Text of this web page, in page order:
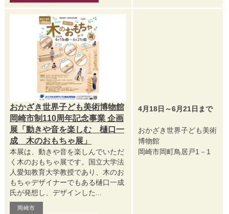
おかざき世界子ども美術博物館
岡崎市制110周年記念事業 企画
展「動きや音を楽しむ 樋口一
成 木のおもちゃ展」
本展は、動きや音を楽しんでいただ
く木のおもちゃ展です。国立大学法
人愛知教育大学教授であり、木のお
もちゃデザイナーでもある樋口一成
氏が発想し、デザインした...
岡崎市
4月18日～6月21日まで
おかざき世界子ども美術
博物館
岡崎市岡町鳥居戸1－1